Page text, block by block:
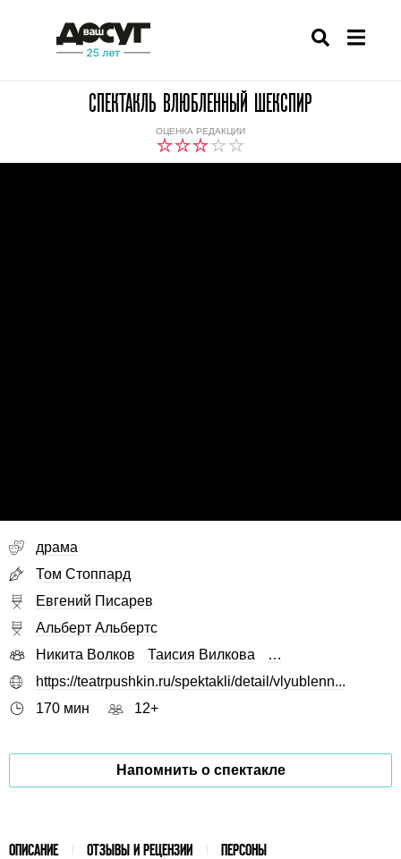
СПЕКТАКЛЬ ВЛЮБЛЕННЫЙ ШЕКСПИР
ОЦЕНКА РЕДАКЦИИ
драма
Том Стоппард
Евгений Писарев
Альберт Альбертс
Никита Волков
Таисия Вилкова
…
https://teatrpushkin.ru/spektakli/detail/vlyublenn...
170 мин
12+
Напомнить о спектакле
ОПИСАНИЕ ОТЗЫВЫ И РЕЦЕНЗИИ ПЕРСОНЫ